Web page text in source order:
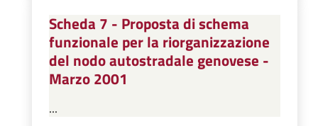
Scheda 7 - Proposta di schema
funzionale per la riorganizzazione
del nodo autostradale genovese -
Marzo 2001
...